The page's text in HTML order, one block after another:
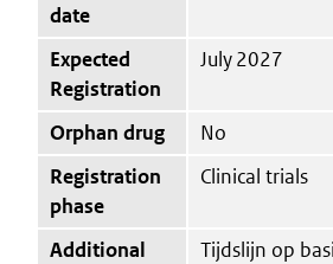
date
Expected
Registration
July 2027
Orphan drug
No
Registration
phase
Clinical trials
Additional
Tijdslijn op